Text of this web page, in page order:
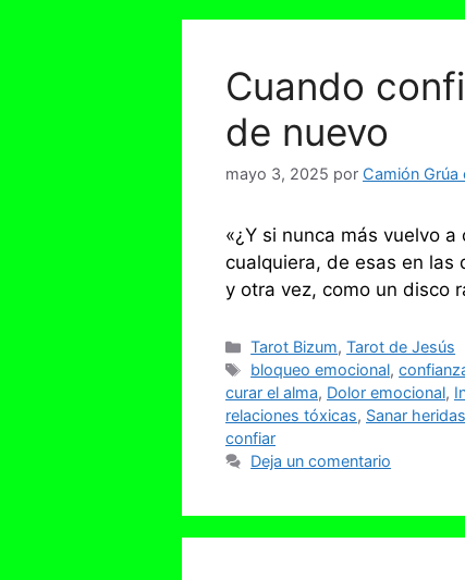
Cuando
de nuevo
mayo 3, 2025 por Camión Grúa
«¿Y si nunca más vuelvo
cualquiera, de esas en las
y otra vez, como un disco
Categorías
Tarot Bizum,Tarot de Jesús
Etiquetas
bloqueo emocional,
curar el alma, Dolor emocional,
relaciones tóxicas, Sanar
confiar
Deja un comentario